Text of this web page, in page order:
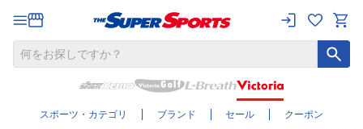
スポーツ・カテゴリ ブランド セール クーポン